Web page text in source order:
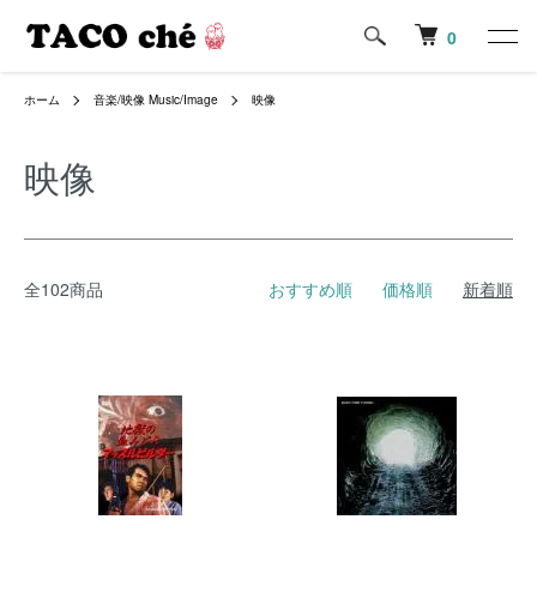
0
ホーム 音楽/映像 Music/Image 映像
映像
全102商品 おすすめ順 価格順 新着順